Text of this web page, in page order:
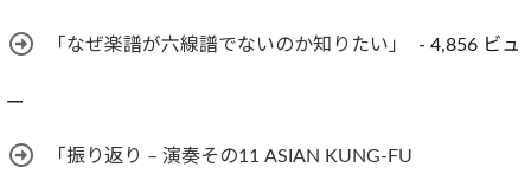
「なぜ楽譜が六線譜でないのか知りたい」 - 4,856 ビュ
ー
「振り返り – 演奏その11 ASIAN KUNG-FU